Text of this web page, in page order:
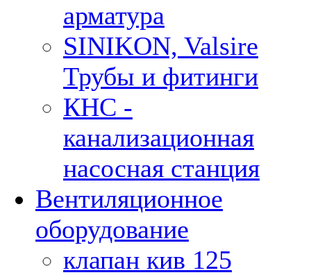
арматура
SINIKON, Valsire
Трубы и фитинги
КНС -
канализационная
насосная станция
Вентиляционное
оборудование
клапан кив 125